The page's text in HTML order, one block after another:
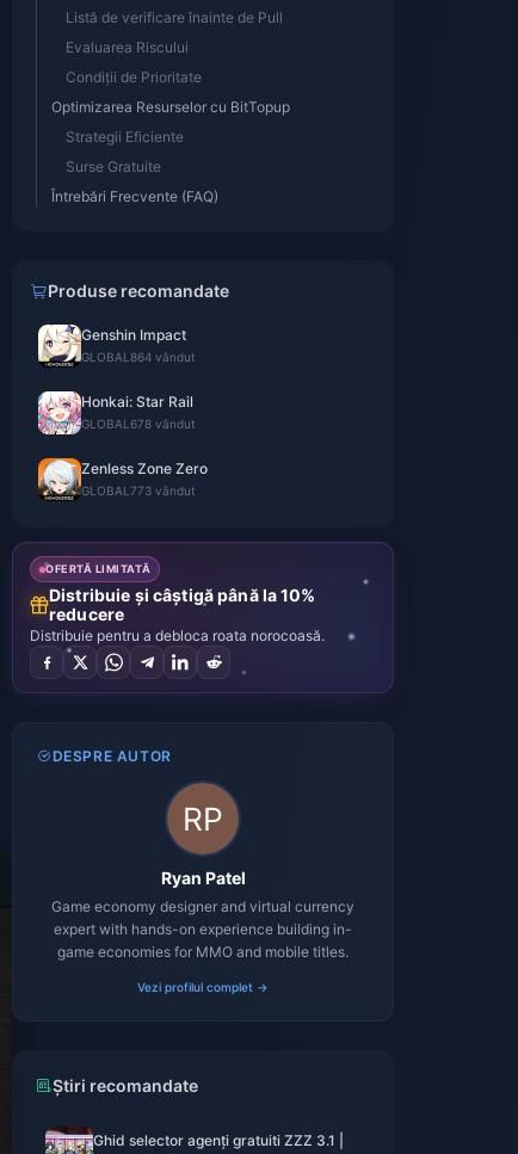
Listă de verificare înainte de Pull
Evaluarea Riscului
Condiții de Prioritate
Optimizarea Resurselor cu BitTopup
Strategii Eficiente
Surse Gratuite
Întrebări Frecvente (FAQ)
Produse recomandate
Genshin Impact
GLOBAL 864 vândut
Honkai: Star Rail
GLOBAL 678 vândut
Zenless Zone Zero
GLOBAL 773 vândut
OFERTĂ LIMITATĂ
Distribuie și câștigă până la 10%
reducere
Distribuie pentru a debloca roata norocoasă.
DESPRE AUTOR
Ryan Patel
Game economy designer and virtual currency
expert with hands-on experience building in-
game economies for MMO and mobile titles.
Vezi profilul complet →
Știri recomandate
Ghid selector agenți gratuiti ZZZ 3.1 |